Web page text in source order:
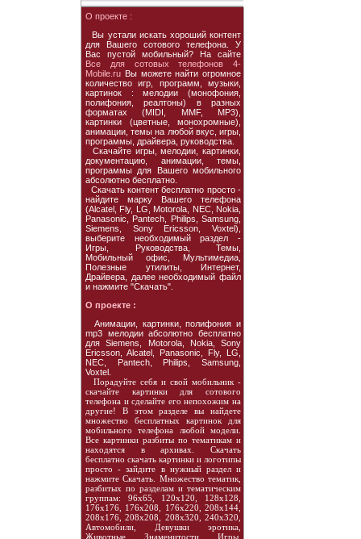
О проекте :
Вы устали искать хороший контент
для Вашего сотового телефона. У
Вас пустой мобильный? На сайте
Все для сотовых телефонов 4-
Mobile.ru Вы можете найти огромное
количество игр, программ, музыки,
картинок : мелодии (монофония,
полифония, реалтоны) в разных
форматах (MIDI, MMF, MP3),
картинки (цветные, монохромные),
анимации, темы на любой вкус, игры,
программы, драйвера, руководства.
Скачайте игры, мелодии, картинки,
документацию, анимации, темы,
программы для Вашего мобильного
абсолютно бесплатно.
Скачать контент бесплатно просто -
найдите марку Вашего телефона
(Alcatel, Fly, LG, Motorola, NEC, Nokia,
Panasonic, Pantech, Philips, Samsung,
Siemens, Sony Ericsson, Voxtel),
выберите необходимый раздел -
Игры, Руководства, Темы,
Мобильный офис, Мультимедиа,
Полезные утилиты, Интернет,
Драйвера, далее необходимый файл
и нажмите "Скачать".
О проекте :
Анимации, картинки, полифония и
mp3 мелодии абсолютно бесплатно
для Siemens, Motorola, Nokia, Sony
Ericsson, Alcatel, Panasonic, Fly, LG,
NEC, Pantech, Philips, Samsung,
Voxtel.
Порадуйте себя и свой мобильник -
скачайте картинки для сотового
телефона и сделайте его непохожим на
другие! В этом разделе вы найдете
множество бесплатных картинок для
мобильного телефона любой модели.
Все картинки разбиты по тематикам и
находятся в архивах. Скачать
бесплатно скачать картинки и логотипы
просто - зайдите в нужный раздел и
нажмите Скачать. Множество тематик,
разбитых по разделам и тематическим
группам: 96х65, 120х120, 128х128,
176х176, 176х208, 176х220, 208х144,
208х176, 208х208, 208х320, 240х320,
Автомобили, Девушки эротика,
Животные, Знаменитости, Игры,